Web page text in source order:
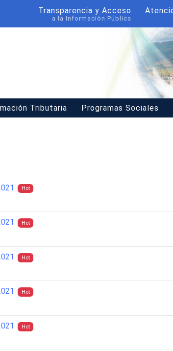
Transparencia y Acceso
a la Información Pública
Tributaria Programas Sociales
Hot
Hot
Hot
Hot
Hot